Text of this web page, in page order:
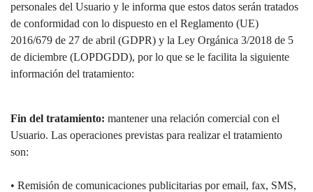
personales del Usuario y le informa que estos datos serán tratados
de conformidad con lo dispuesto en el Reglamento (UE)
2016/679 de 27 de abril (GDPR) y la Ley Orgánica 3/2018 de 5
de diciembre (LOPDGDD), por lo que se le facilita la siguiente
información del tratamiento:
Fin del tratamiento: mantener una relación comercial con el
Usuario. Las operaciones previstas para realizar el tratamiento
son:
• Remisión de comunicaciones publicitarias por email, fax, SMS,